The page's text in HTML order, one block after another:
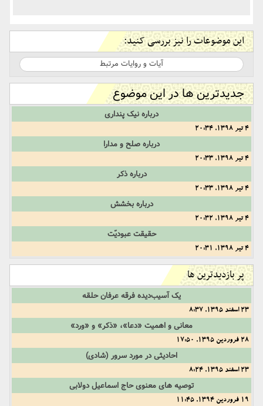
این موضوعات را نیز بررسی کنید:
آیات و روایات مرتبط
جدیدترین ها در این موضوع
درباره نیک پنداری
4 تیر 1398, 20:34
درباره صلح و مدارا
4 تیر 1398, 20:33
درباره ذکر
4 تیر 1398, 20:33
درباره بخشش
4 تیر 1398, 20:32
حقیقت عبودیّت
4 تیر 1398, 20:31
پر بازدیدترین ها
یک آسیب‌دیده فرقه عرفان حلقه
23 اسفند 1395, 8:37
معانی و اهمیت «دعا»، «ذکر» و «ورد»
28 فروردین 1395, 17:50
احادیثی در مورد سرور (شادی)
23 اسفند 1395, 8:24
توصیه های معنوی حاج اسماعیل دولابی
19 فروردین 1394, 11:45